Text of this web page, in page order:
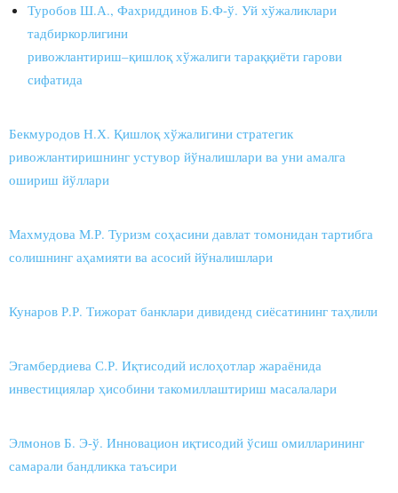
Туробов Ш.А., Фахриддинов Б.Ф-ў. Уй хўжаликлари
тадбиркорлигини
ривожлантириш–қишлоқ хўжалиги тараққиёти гарови
сифатида
Бекмуродов Н.Х. Қишлоқ хўжалигини стратегик
ривожлантиришнинг устувор йўналишлари ва уни амалга
ошириш йўллари
Махмудова М.Р. Туризм соҳасини давлат томонидан тартибга
солишнинг аҳамияти ва асосий йўналишлари
Кунаров Р.Р. Тижорат банклари дивиденд сиёсатининг таҳлили
Эгамбердиева С.Р. Иқтисодий ислоҳотлар жараёнида
инвестициялар ҳисобини такомиллаштириш масалалари
Элмонов Б. Э-ў. Инновацион иқтисодий ўсиш омилларининг
самарали бандликка таъсири